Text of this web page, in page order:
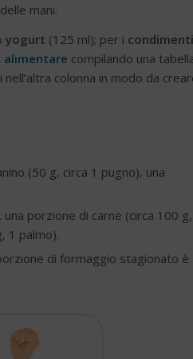
mani.
yogurt (125 ml); per i condimenti
alimentare compilando una
colonna in modo da
(50 g, circa 1 pugno), una
una porzione di carne (circa 100 g,
1 palmo).
di formaggio stagionato è